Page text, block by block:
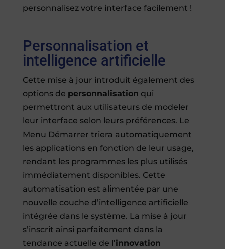
Personnalisation et
intelligence artificielle
Cette mise à jour introduit également des
options de personnalisation qui
permettront aux utilisateurs de modeler
leur interface selon leurs préférences. Le
Menu Démarrer triera automatiquement
les applications en fonction de leur usage,
rendant les programmes les plus utilisés
immédiatement disponibles. Cette
automatisation est alimentée par une
nouvelle couche d’intelligence artificielle
intégrée dans le système. La mise à jour
s’inscrit ainsi parfaitement dans la
tendance actuelle de l’innovation